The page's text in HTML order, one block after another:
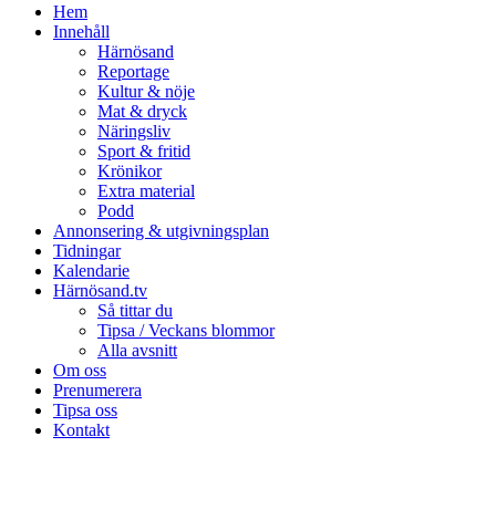
Hem
Innehåll
Härnösand
Reportage
Kultur & nöje
Mat & dryck
Näringsliv
Sport & fritid
Krönikor
Extra material
Podd
Annonsering & utgivningsplan
Tidningar
Kalendarie
Härnösand.tv
Så tittar du
Tipsa / Veckans blommor
Alla avsnitt
Om oss
Prenumerera
Tipsa oss
Kontakt